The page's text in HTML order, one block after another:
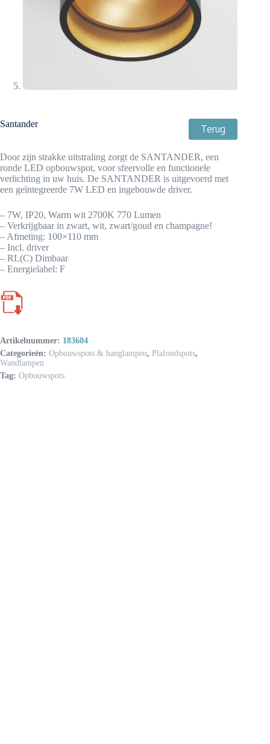
Santander Terug
Door zijn strakke uitstraling zorgt de SANTANDER, een
ronde LED opbouwspot, voor sfeervolle en functionele
verlichting in uw huis. De SANTANDER is uitgevoerd met
een geïntegreerde 7W LED en ingebouwde driver.
– 7W, IP20, Warm wit 2700K 770 Lumen
– Verkrijgbaar in zwart, wit, zwart/goud en champagne!
– Afmeting: 100×110 mm
– Incl. driver
– RL(C) Dimbaar
– Energielabel: F
Artikelnummer: 183604
Categorieën: Opbouwspots & hanglampen, Plafondspots,
Wandlampen
Tag: Opbouwspots